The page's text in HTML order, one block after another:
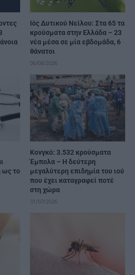
Ιός Δυτικού Νείλου: Στα 65 τα
κρούσματα στην Ελλάδα – 23
νέα μέσα σε μία εβδομάδα, 6
θάνατοι
06/08/2026
ως το
Κονγκό: 3.532 κρούσματα
Έμπολα – Η δεύτερη
μεγαλύτερη επιδημία του ιού
που έχει καταγραφεί ποτέ
στη χώρα
31/07/2026